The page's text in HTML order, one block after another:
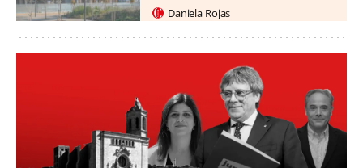
Daniela Rojas